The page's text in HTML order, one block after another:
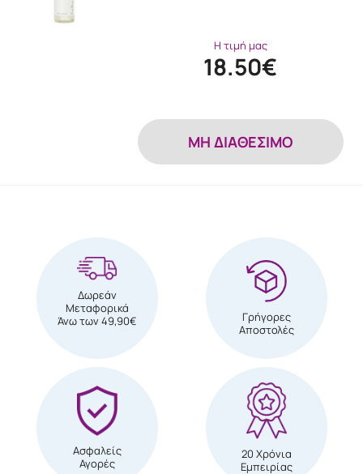
Η τιμή μας
18.50€
MH ΔΙΑΘΕΣΙΜΟ
Δωρεάν
Μεταφορικά
Άνω των 49,90€
Γρήγορες
Αποστολές
Ασφαλείς
Αγορές
20 Χρόνια
Εμπειρίας